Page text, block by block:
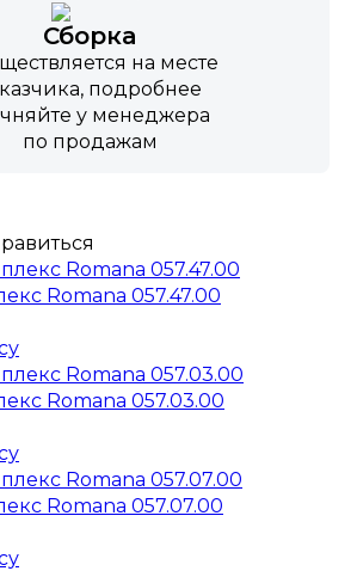
Сборка
на месте
подробнее
у менеджера
по продажам
Romana 057.47.00
Romana 057.03.00
Romana 057.07.00